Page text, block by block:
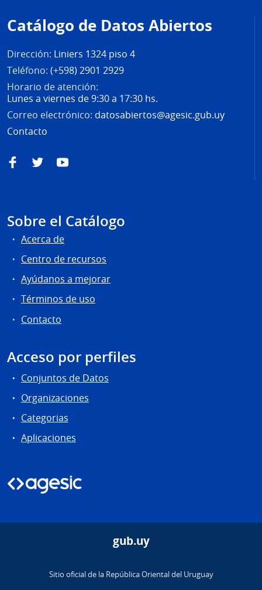
de
página
Catálogo de Datos Abiertos
Dirección: Liniers 1324 piso 4
Teléfono: (+598) 2901 2929
Horario de atención:
Lunes a viernes de 9:30 a 17:30 hs.
Correo electrónico: datosabiertos@agesic.gub.uy
Contacto
FacebookTwitterYouTube
Sobre el Catálogo
Acerca de
Centro de recursos
Ayúdanos a mejorar
Términos de uso
Contacto
Acceso por perfiles
Conjuntos de Datos
Organizaciones
Categorias
Aplicaciones
gub.uy
Sitio oficial de la República Oriental del Uruguay